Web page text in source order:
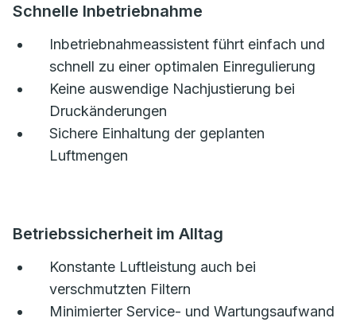
Schnelle Inbetriebnahme
Inbetriebnahmeassistent führt einfach und
schnell zu einer optimalen Einregulierung
Keine auswendige Nachjustierung bei
Druckänderungen
Sichere Einhaltung der geplanten
Luftmengen
Betriebssicherheit im Alltag
Konstante Luftleistung auch bei
verschmutzten Filtern
Minimierter Service- und Wartungsaufwand